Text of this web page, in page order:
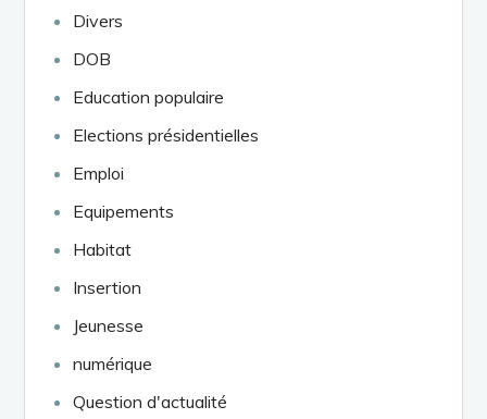
Divers
DOB
Education populaire
Elections présidentielles
Emploi
Equipements
Habitat
Insertion
Jeunesse
numérique
Question d'actualité